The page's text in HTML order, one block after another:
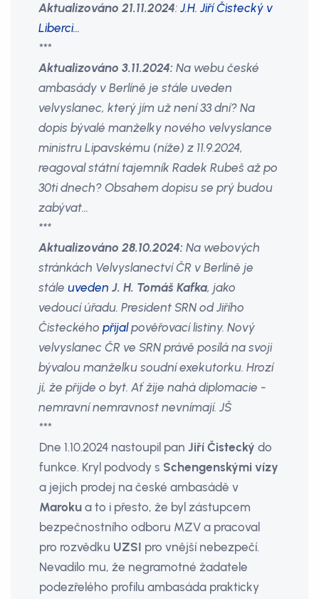
Aktualizováno 21.11.2024:J.H. Jiří Čistecký v
Liberci...
***
Aktualizováno 3.11.2024:Na webu české
ambasády v Berlíně je stále uveden
velvyslanec, který jím už není 33 dní? Na
dopis bývalé manželky nového velvyslance
ministru Lipavskému (níže) z 11.9.2024,
reagoval státní tajemník Radek Rubeš až po
30ti dnech? Obsahem dopisu se prý budou
zabývat…
***
Aktualizováno 28.10.2024: Na webových
stránkách Velvyslanectví ČR v Berlíně je
stáleuveden J. H. Tomáš Kafka, jako
vedoucí úřadu. President SRN od Jiřího
Čisteckéhopřijalpověřovací listiny. Nový
velvyslanec ČR ve SRN právě posílá na svoji
bývalou manželku soudní exekutorku. Hrozí
jí, že přijde o byt. Ať žije nahá diplomacie -
nemravní nemravnost nevnímají. JŠ
***
Dne 1.10.2024 nastoupil pan Jiří Čistecký do
funkce. Kryl podvody s Schengenskými vízy
a jejich prodej na české ambasádě v
Maroku a to i přesto, že byl zástupcem
bezpečnostního odboru MZV a pracoval
pro rozvědku UZSI pro vnější nebezpečí.
Nevadilo mu, že negramotné žadatele
podezřelého profilu ambasáda prakticky